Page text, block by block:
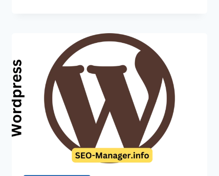
PAGESPEED